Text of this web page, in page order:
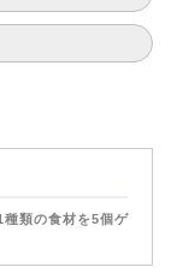
種類の食材を5個ゲ